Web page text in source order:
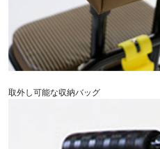
取外し可能な収納バッグ